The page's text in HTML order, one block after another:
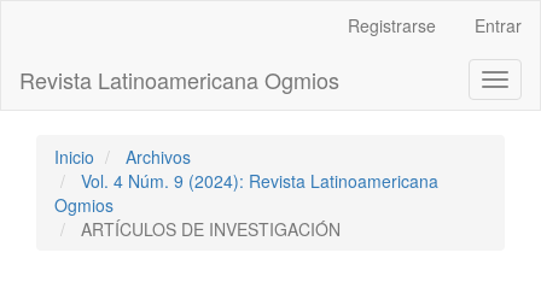
principal
Barra
Registrarse Entrar
Revista Latinoamericana Ogmios
Inicio
Archivos
Vol. 4 Núm. 9 (2024): Revista Latinoamericana
Ogmios
ARTÍCULOS DE INVESTIGACIÓN